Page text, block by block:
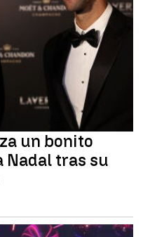
un bonito
Nadal tras su